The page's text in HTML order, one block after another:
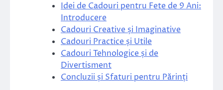
Idei de Cadouri pentru Fete de 9 Ani:
Introducere
Cadouri Creative și Imaginative
Cadouri Practice și Utile
Cadouri Tehnologice și de
Divertisment
Concluzii și Sfaturi pentru Părinți